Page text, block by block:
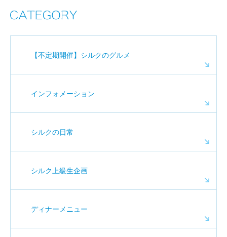
【不定期開催】シルクのグルメ
インフォメーション
シルクの日常
シルク上級生企画
ディナーメニュー